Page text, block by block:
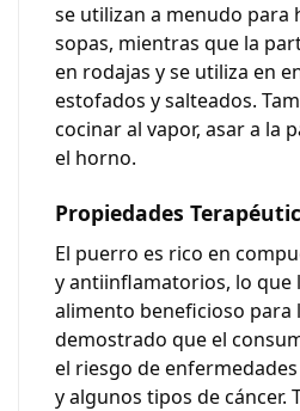
se utilizan a menudo para
sopas, mientras que la
en rodajas y se utiliza en
estofados y salteados.
cocinar al vapor, asar a la
el horno.
Propiedades
El puerro es rico en
y antiinflamatorios, lo que
alimento beneficioso para
demostrado que el
el riesgo de
y algunos tipos de cáncer.